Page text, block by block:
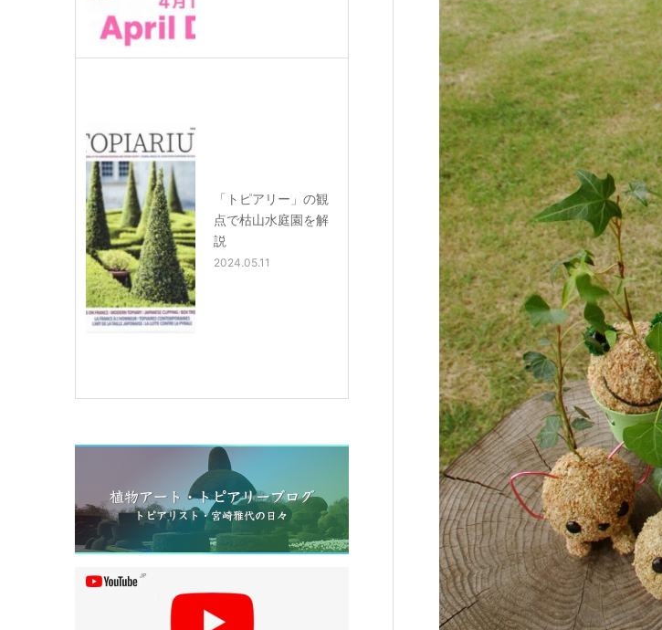
「トピアリー」の観
点で枯山水庭園を解
説
2024.05.11